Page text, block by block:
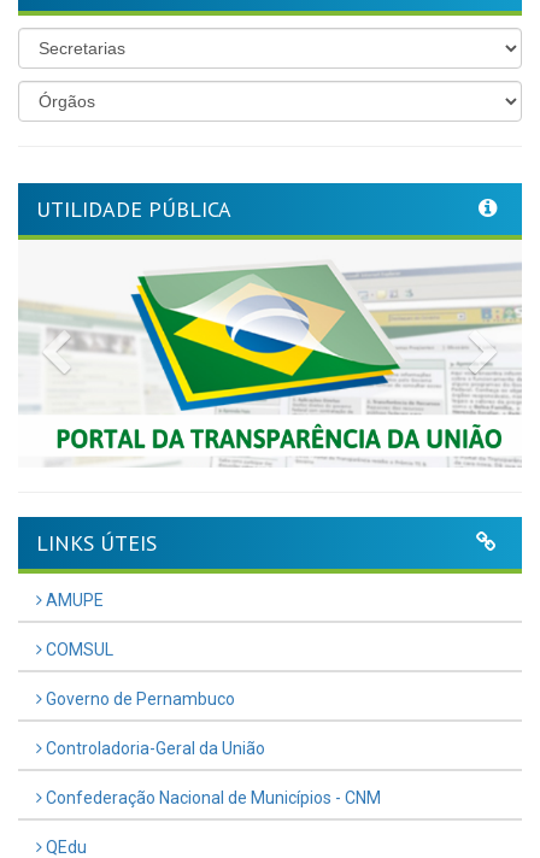
UTILIDADE PÚBLICA
Previous
LINKS ÚTEIS
AMUPE
COMSUL
Governo de Pernambuco
Controladoria-Geral da União
Confederação Nacional de Municípios - CNM
QEdu